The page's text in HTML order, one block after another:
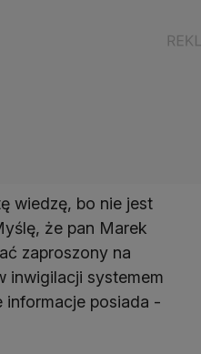
wiedzę, bo nie jest
że pan Marek
zaproszony na
inwigilacji systemem
informacje posiada -